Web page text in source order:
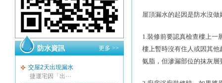
更多 >>
防水資訊
交屋2天出現漏水
捷運宅因「出···
屋頂漏水的起因是防水沒
1.裝修前要認真檢查樓上一
樓上暫時沒有住人或因其
氨脂，但滲漏部位的抹灰